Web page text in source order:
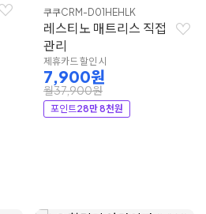
쿠쿠CRM-D01HEHLK
레스티노 매트리스 직접
관리
제휴카드 할인 시
7,900원
월37,900원
포인트28만 8천원